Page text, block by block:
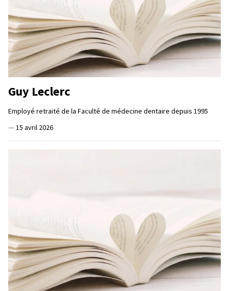
Guy Leclerc
Employé retraité de la Faculté de médecine dentaire depuis 1995
— 15 avril 2026